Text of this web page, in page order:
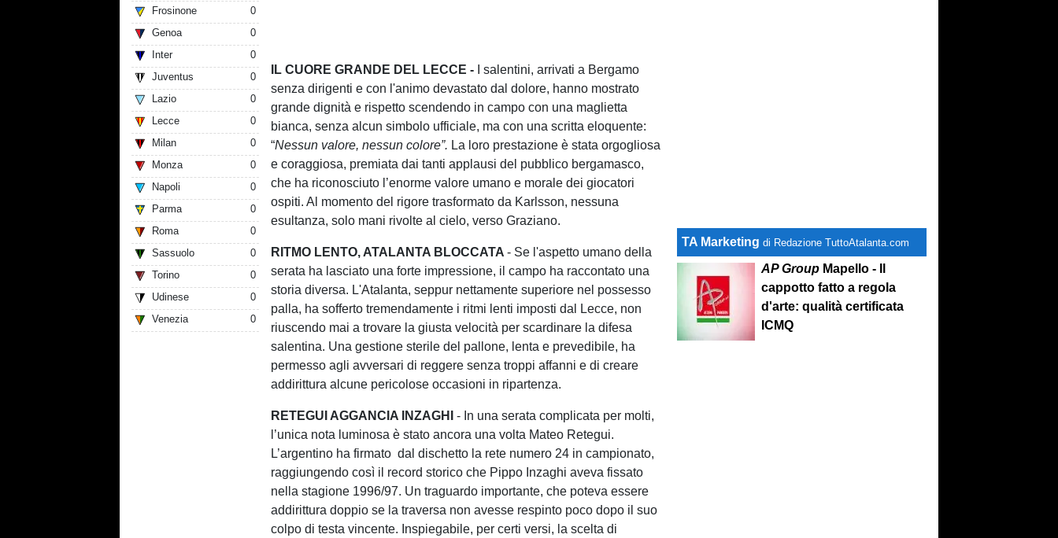
Frosinone
0
Genoa
0
Inter
0
Juventus
0
Lazio
0
Lecce
0
Milan
0
Monza
0
Napoli
0
Parma
0
Roma
0
Sassuolo
0
Torino
0
Udinese
0
Venezia
0
IL CUORE GRANDE DEL LECCE -
I salentini, arrivati a Bergamo
senza dirigenti e con l'animo devastato dal dolore, hanno mostrato
grande dignità e rispetto scendendo in campo con una maglietta
bianca, senza alcun simbolo ufficiale, ma con una scritta eloquente:
“Nessun valore, nessun colore”. La loro prestazione è stata orgogliosa
e coraggiosa, premiata dai tanti applausi del pubblico bergamasco,
che ha riconosciuto l’enorme valore umano e morale dei giocatori
ospiti. Al momento del rigore trasformato da Karlsson, nessuna
esultanza, solo mani rivolte al cielo, verso Graziano.
RITMO LENTO, ATALANTA BLOCCATA- Se l'aspetto umano della
serata ha lasciato una forte impressione, il campo ha raccontato una
storia diversa. L'Atalanta, seppur nettamente superiore nel possesso
palla, ha sofferto tremendamente i ritmi lenti imposti dal Lecce, non
riuscendo mai a trovare la giusta velocità per scardinare la difesa
salentina. Una gestione sterile del pallone, lenta e prevedibile, ha
permesso agli avversari di reggere senza troppi affanni e di creare
addirittura alcune pericolose occasioni in ripartenza.
RETEGUI AGGANCIA INZAGHI
- In una serata complicata per molti,
l’unica nota luminosa è stato ancora una volta Mateo Retegui.
L’argentino ha firmato dal dischetto la rete numero 24 in campionato,
raggiungendo così il record storico che Pippo Inzaghi aveva fissato
nella stagione 1996/97. Un traguardo importante, che poteva essere
addirittura doppio se la traversa non avesse respinto poco dopo il suo
colpo di testa vincente. Inspiegabile, per certi versi, la scelta di
TA Marketing di Redazione TuttoAtalanta.com
AP Group Mapello - Il
cappotto fatto a regola
d'arte: qualità certificata
ICMQ